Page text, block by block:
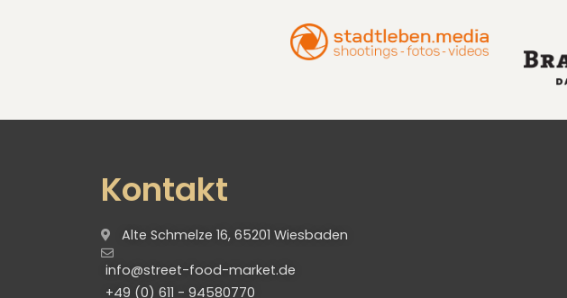
Kontakt
Alte Schmelze 16, 65201 Wiesbaden
info@street-food-market.de
+49 (0) 611 - 94580770